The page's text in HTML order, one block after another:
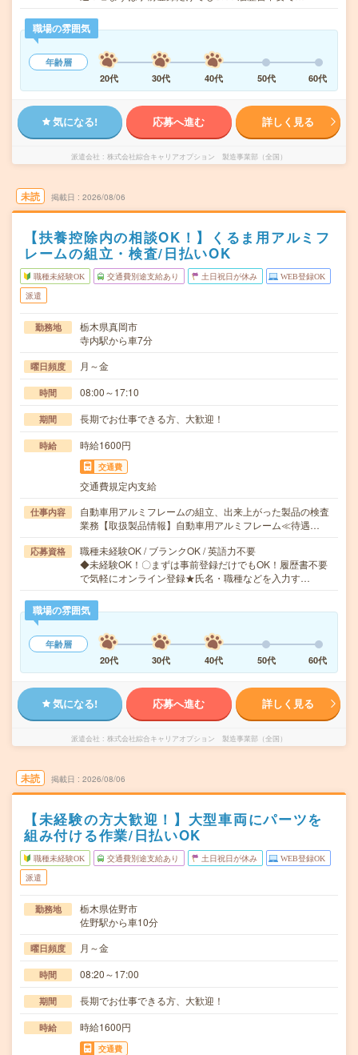
職場の雰囲気
年齢層
20代
30代 40代 50代 60代
気になる! 応募へ進む 詳しく見る
派遣会社 株式会社綜合キャリアオプション 製造事業部（全国）
未読 掲載日 2026/08/06
【扶養控除内の相談OK！】くるま用アルミフ
レームの組立・検査/日払いOK
職種未経験OK 交通費別途支給あり 土日祝日が休み WEB登録OK
派遣
勤務地
栃木県真岡市
寺内駅から車7分
曜日頻度 月～金
時間 08:00～17:10
期間 長期でお仕事できる方、大歓迎！
時給 時給1600円
交通費
交通費規定内支給
仕事内容
自動車用アルミフレームの組立、出来上がった製品の検査
業務【取扱製品情報】自動車用アルミフレーム≪待遇…
応募資格
職種未経験OK / ブランクOK / 英語力不要
◆未経験OK！〇まずは事前登録だけでもOK！履歴書不要
で気軽にオンライン登録★氏名・職種などを入力す…
職場の雰囲気
年齢層
20代
30代 40代 50代 60代
気になる! 応募へ進む 詳しく見る
派遣会社 株式会社綜合キャリアオプション 製造事業部（全国）
未読 掲載日 2026/08/06
【未経験の方大歓迎！】大型車両にパーツを
組み付ける作業/日払いOK
職種未経験OK 交通費別途支給あり 土日祝日が休み WEB登録OK
派遣
勤務地
栃木県佐野市
佐野駅から車10分
曜日頻度 月～金
時間 08:20～17:00
期間 長期でお仕事できる方、大歓迎！
時給 時給1600円
交通費